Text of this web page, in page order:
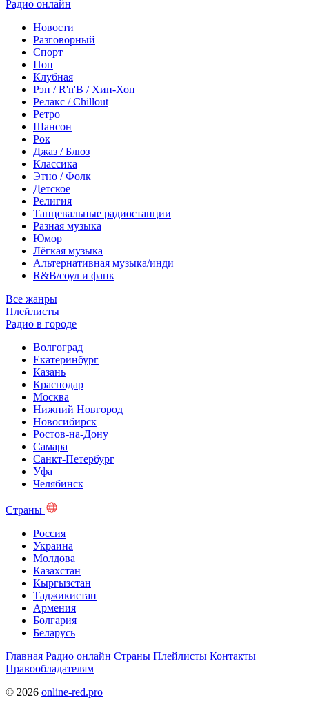
Радио онлайн
Новости
Разговорный
Спорт
Поп
Клубная
Рэп / R'n'B / Хип-Хоп
Релакс / Chillout
Ретро
Шансон
Рок
Джаз / Блюз
Классика
Этно / Фолк
Детское
Религия
Танцевальные радиостанции
Разная музыка
Юмор
Лёгкая музыка
Альтернативная музыка/инди
R&B/cоул и фанк
Все жанры
Плейлисты
Радио в городе
Волгоград
Екатеринбург
Казань
Краснодар
Москва
Нижний Новгород
Новосибирск
Ростов-на-Дону
Самара
Санкт-Петербург
Уфа
Челябинск
Страны
Россия
Украина
Молдова
Казахстан
Кыргызстан
Таджикистан
Армения
Болгария
Беларусь
Главная Радио онлайн Страны Плейлисты Контакты
Правообладателям
© 2026 online-red.pro